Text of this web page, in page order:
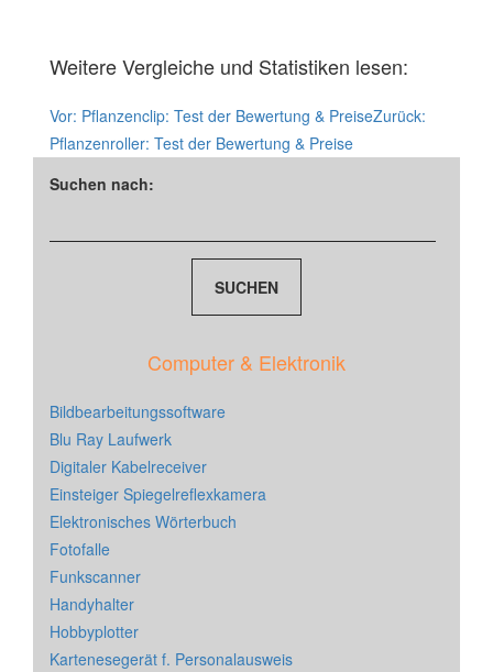
Weitere Vergleiche und Statistiken lesen:
Vor: Pflanzenclip: Test der Bewertung & PreiseZurück:
Pflanzenroller: Test der Bewertung & Preise
Suchen nach:
Computer & Elektronik
Bildbearbeitungssoftware
Blu Ray Laufwerk
Digitaler Kabelreceiver
Einsteiger Spiegelreflexkamera
Elektronisches Wörterbuch
Fotofalle
Funkscanner
Handyhalter
Hobbyplotter
Kartenesegerät f. Personalausweis